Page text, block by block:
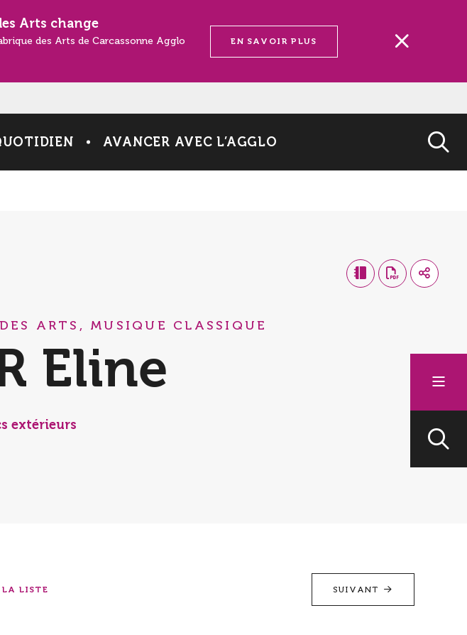
Arts change
des Arts de Carcassonne Agglo
EN SAVOIR PLUS
AVANCER AVEC L’AGGLO
ARTS, MUSIQUE CLASSIQUE
Eline
extérieurs
LA LISTE SUIVANT